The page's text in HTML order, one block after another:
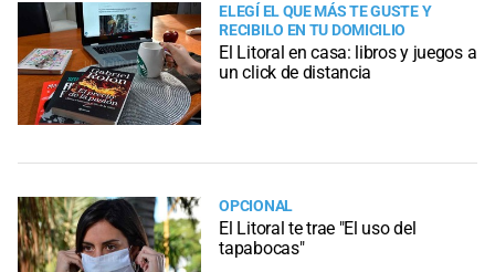
ELEGÍ EL QUE MÁS TE GUSTE Y
RECIBILO EN TU DOMICILIO
El Litoral en casa: libros y juegos a
un click de distancia
OPCIONAL
El Litoral te trae "El uso del
tapabocas"